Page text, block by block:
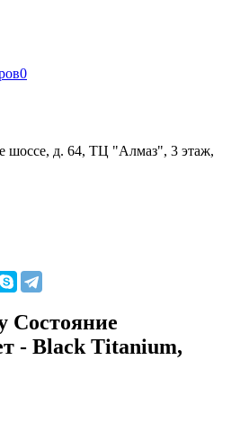
0
шоссе, д. 64, ТЦ "Алмаз", 3 этаж,
Состояние
- Black Titanium,